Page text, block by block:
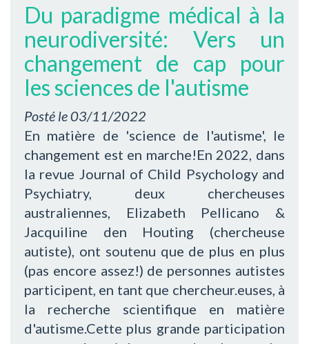
Du paradigme médical à la
neurodiversité: Vers un
changement de cap pour
les sciences de l'autisme
Posté le03/11/2022
En matière de 'science de l'autisme', le
changement est en marche!En 2022, dans
la revue Journal of Child Psychology and
Psychiatry, deux chercheuses
australiennes, Elizabeth Pellicano &
Jacquiline den Houting (chercheuse
autiste), ont soutenu que de plus en plus
(pas encore assez!) de personnes autistes
participent, en tant que chercheur.euses, à
la recherche scientifique en matière
d'autisme.Cette plus grande participation